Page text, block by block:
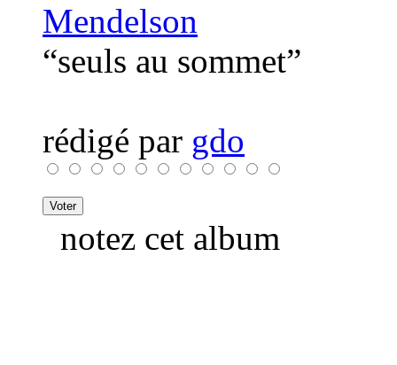
Mendelson
“seuls au sommet”
rédigé par gdo
notez cet album